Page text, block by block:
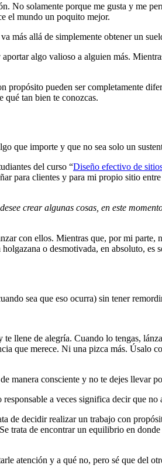
No solamente porque me gusta y me
el mundo un poquito mejor.
más allá de simplemente obtener un
algo valioso a alguien más.
pueden ser completamente
qué tan bien te conozcas.
que importe y que no sea solo un
del curso “Diseño efectivo de
para clientes y para mi propio sitio
crear algunas cosas, en este
con ellos. Mientras que, por mi
o desmotivada, en absoluto, es
sea que eso ocurra) sin tener
llene de alegría. Cuando lo tengas,
que merece. Ni una pizca más. Úsalo
manera consciente y no te dejes llevar
a veces significa decir que
de decidir realizar un trabajo con
de encontrar un equilibrio en
atención y a qué no, pero sé que del